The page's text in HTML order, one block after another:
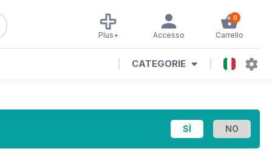
0
Carrello
Accesso
Plus+
CATEGORIE